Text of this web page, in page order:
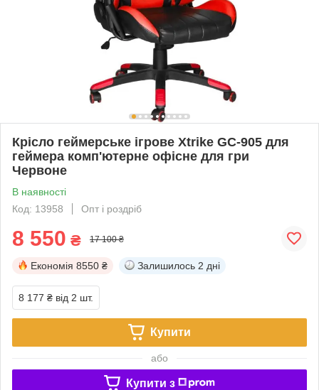
Крісло геймерське ігрове Xtrike GC-905 для
геймера комп'ютерне офісне для гри
Червоне
В наявності
Код: 13958
Опт і роздріб
8 550 ₴ 17 100 ₴
Економія 8550 ₴ Залишилось 2 дні
8 177 ₴ від 2 шт.
Купити
або
Купити з